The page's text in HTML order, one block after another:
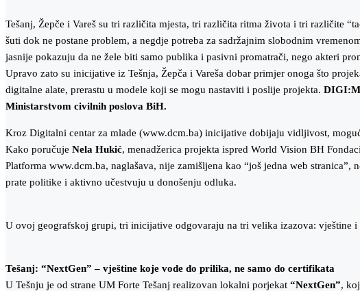
Tešanj, Žepče i Vareš su tri različita mjesta, tri različita ritma života i tri različite
šuti dok ne postane problem, a negdje potreba za sadržajnim slobodnim
jasnije pokazuju da ne žele biti samo publika i pasivni promatrači, nego akteri
Upravo zato su inicijative iz Tešnja, Žepča i Vareša dobar primjer onoga što
digitalne alate, prerastu u modele koji se mogu nastaviti i poslije projekta.
Ministarstvom civilnih poslova BiH.
Kroz Digitalni centar za mlade (www.dcm.ba) inicijative dobijaju vidljivost,
Kako poručuje Nela Hukić, menadžerica projekta ispred World Vision BH
Platforma www.dcm.ba, naglašava, nije zamišljena kao “još jedna web
prate politike i aktivno učestvuju u donošenju odluka.
U ovoj geografskoj grupi, tri inicijative odgovaraju na tri velika izazova: vještine
Tešanj: “NextGen” – vještine koje vode do prilika, ne samo do certifikata
U Tešnju je od strane UM Forte Tešanj realizovan lokalni porjekat “NextGen”,